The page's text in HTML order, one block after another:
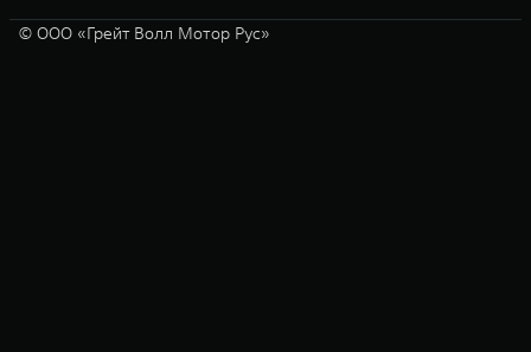
© ООО «Грейт Волл Мотор Рус»